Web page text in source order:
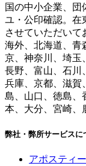
国の中小企業、団
ユ・公印確認。在
させていただいて
海外、北海道、青
京、神奈川、埼玉
長野、富山、石川
兵庫、京都、滋賀
島、山口、徳島、
本、大分、宮崎、
弊社・弊所サービスに
アポスティ